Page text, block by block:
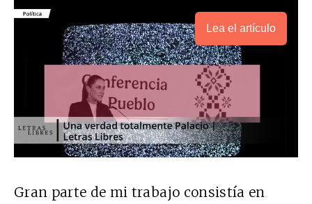
Lea el artículo
Gran parte de mi trabajo consistía en